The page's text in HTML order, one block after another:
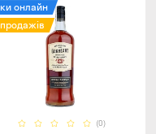
(0)
онлайн